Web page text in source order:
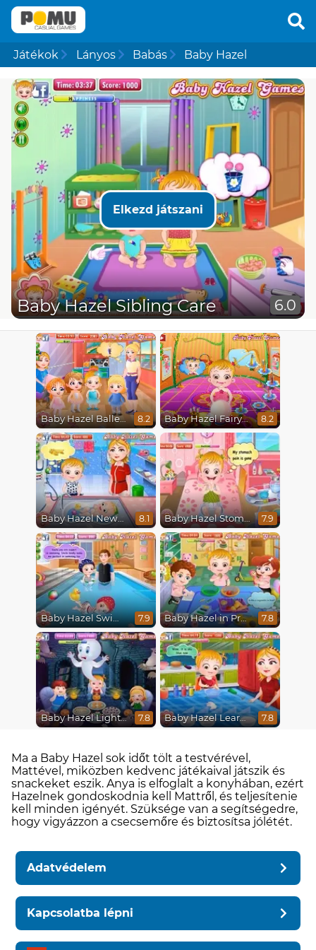
Játékok Lányos Babás Baby Hazel
Elkezd játszani
Baby Hazel Sibling Care 6.0
Baby Hazel Ballerina Dance 8.2 Baby Hazel Fairyland Ballet 8.2
Baby Hazel Newborn Vaccination 8.1 Baby Hazel Stomach Care 7.9
Baby Hazel Swimming 7.9 Baby Hazel in Preschool 7.8
Baby Hazel Lighthouse Adventure 7.8 Baby Hazel Learns Colors 7.8
Ma a Baby Hazel sok időt tölt a testvérével,
Mattével, miközben kedvenc játékaival játszik és
snackeket eszik. Anya is elfoglalt a konyhában, ezért
Hazelnek gondoskodnia kell Mattről, és teljesítenie
kell minden igényét. Szüksége van a segítségedre,
hogy vigyázzon a csecsemőre és biztosítsa jólétét.
Adatvédelem
Kapcsolatba lépni